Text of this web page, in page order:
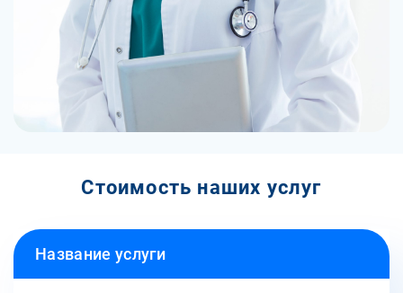
Стоимость наших услуг
Название услуги